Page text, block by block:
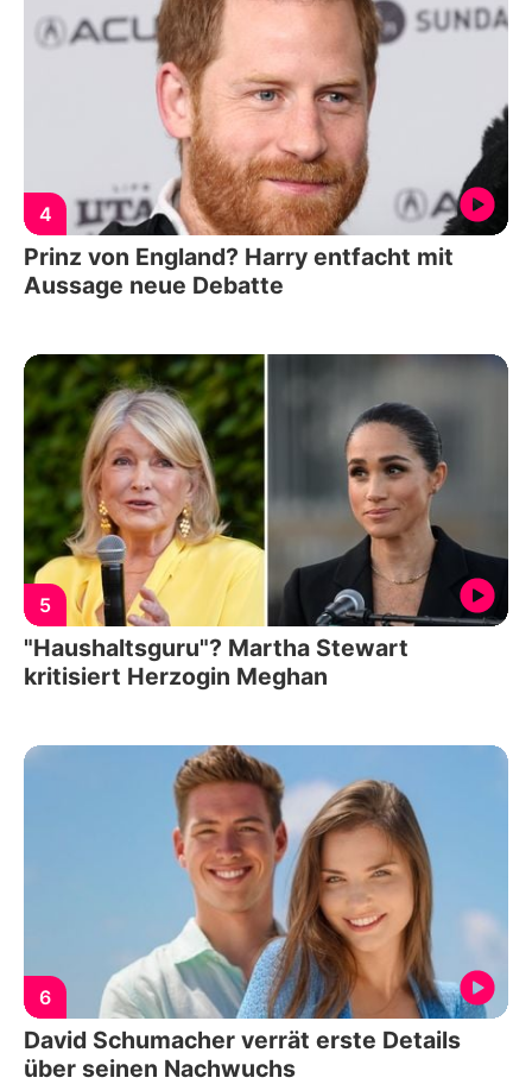
4
Prinz von England? Harry entfacht mit
Aussage neue Debatte
5
"Haushaltsguru"? Martha Stewart
kritisiert Herzogin Meghan
6
David Schumacher verrät erste Details
über seinen Nachwuchs